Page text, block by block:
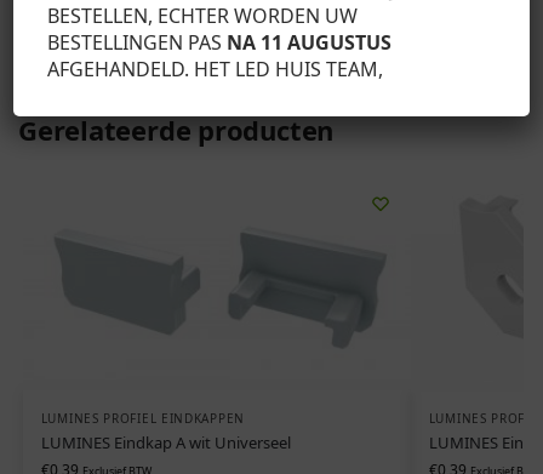
SKU: 12-0831-11
Categorie:
Lumines profiel eindkappen
Gerelateerde producten
LUMINES PROFIEL EINDKAPPEN
LUMINES Eindkap A wit Universeel
LUMINES
LUMINES
BESTELLEN, ECHTER WORDEN UW
BESTELLINGEN PAS NA 11 AUGUSTUS
AFGEHANDELD. HET LED HUIS TEAM,